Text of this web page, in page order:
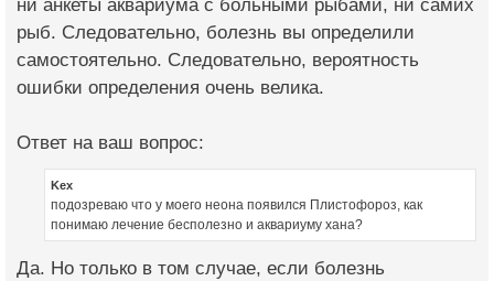
ни анкеты аквариума с больными рыбами, ни самих
рыб. Следовательно, болезнь вы определили
самостоятельно. Следовательно, вероятность
ошибки определения очень велика.
Ответ на ваш вопрос:
Kex
подозреваю что у моего неона появился Плистофороз, как
понимаю лечение бесполезно и аквариуму хана?
Да. Но только в том случае, если болезнь